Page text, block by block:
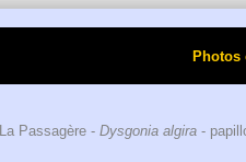
La Passagère - Dysgonia algira-